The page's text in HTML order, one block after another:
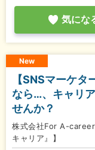
気にな
New
【SNSマーケ
なら…、キャリ
せんか？
株式会社For A-career
キャリア』】